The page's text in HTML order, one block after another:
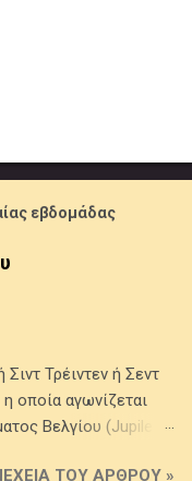
εβδομάδας
Τρέιντεν ή Σεντ
οποία αγωνίζεται
Βελγίου (Jupiler
ΤΟΥ ΆΡΘΡΟΥ »